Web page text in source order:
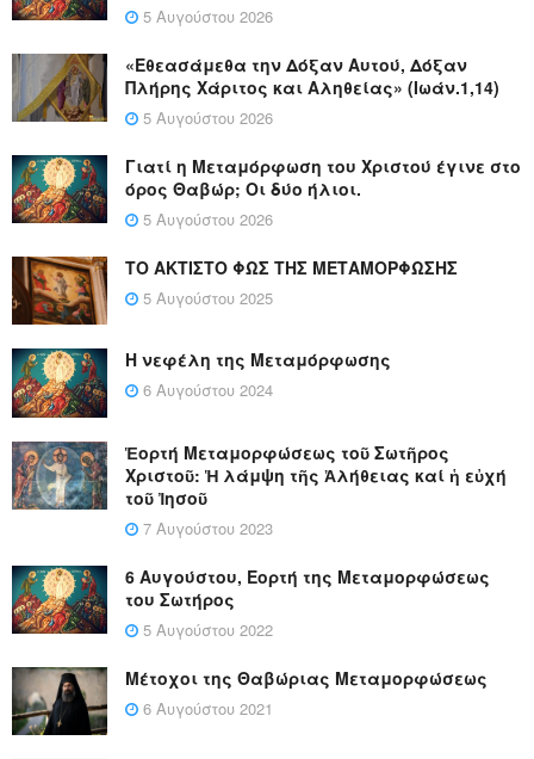
5 Αυγούστου 2026
«Εθεασάμεθα την Δόξαν Αυτού, Δόξαν
Πλήρης Χάριτος και Αληθείας» (Ιωάν.1,14)
5 Αυγούστου 2026
Γιατί η Μεταμόρφωση του Χριστού έγινε στο
όρος Θαβώρ; Οι δύο ήλιοι.
5 Αυγούστου 2026
ΤΟ ΑΚΤΙΣΤΟ ΦΩΣ ΤΗΣ ΜΕΤΑΜΟΡΦΩΣΗΣ
5 Αυγούστου 2025
Η νεφέλη της Μεταμόρφωσης
6 Αυγούστου 2024
Ἑορτή Μεταμορφώσεως τοῦ Σωτῆρος
Χριστοῦ: Ἡ λάμψη τῆς Ἀλήθειας καί ἡ εὐχή
τοῦ Ἰησοῦ
7 Αυγούστου 2023
6 Αυγούστου, Εορτή της Μεταμορφώσεως
του Σωτήρος
5 Αυγούστου 2022
Μέτοχοι της Θαβώριας Μεταμορφώσεως
6 Αυγούστου 2021